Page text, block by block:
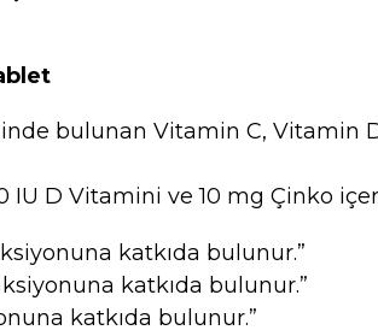
bulunan Vitamin C, Vitamin
IU D Vitamini ve 10 mg Çinko
katkıda bulunur.”
katkıda bulunur.”
katkıda bulunur.”